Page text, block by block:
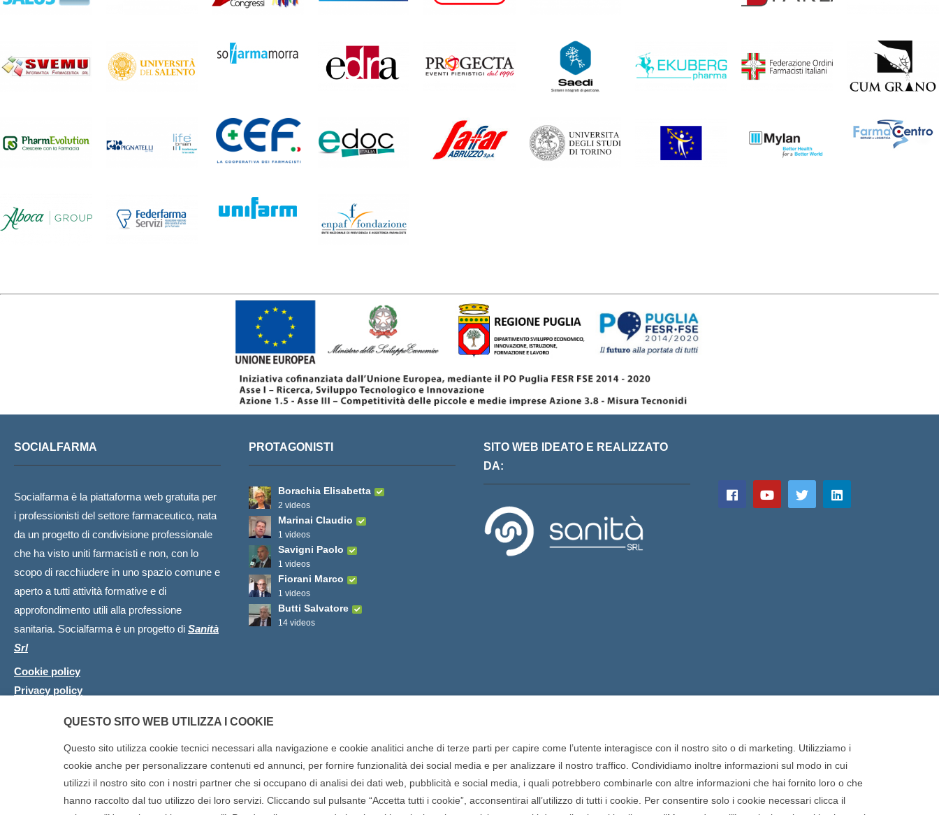
SOCIALFARMA
Socialfarma è la piattaforma web gratuita per
i professionisti del settore farmaceutico, nata
da un progetto di condivisione professionale
che ha visto uniti farmacisti e non, con lo
scopo di racchiudere in uno spazio comune e
aperto a tutti attività formative e di
approfondimento utili alla professione
sanitaria. Socialfarma è un progetto di Sanità
Srl
Cookie policy
Privacy policy
PROTAGONISTI
Borachia Elisabetta
2 videos
Marinai Claudio
1 videos
Savigni Paolo
1 videos
Fiorani Marco
1 videos
Butti Salvatore
14 videos
SITO WEB IDEATO E REALIZZATO
DA:
Copyright © 2025 SOCIALFARMA - La piattaforma web per i professionisti della farmacia. Tutti i
QUESTO SITO WEB UTILIZZA I COOKIE
Questo sito utilizza cookie tecnici necessari alla navigazione e cookie analitici anche di terze parti per capire come l’utente interagisce con il nostro sito o di marketing. Utilizziamo i
cookie anche per personalizzare contenuti ed annunci, per fornire funzionalità dei social media e per analizzare il nostro traffico. Condividiamo inoltre informazioni sul modo in cui
utilizzi il nostro sito con i nostri partner che si occupano di analisi dei dati web, pubblicità e social media, i quali potrebbero combinarle con altre informazioni che hai fornito loro o che
hanno raccolto dal tuo utilizzo dei loro servizi. Cliccando sul pulsante “Accetta tutti i cookie”, acconsentirai all’utilizzo di tutti i cookie. Per consentire solo i cookie necessari clicca il